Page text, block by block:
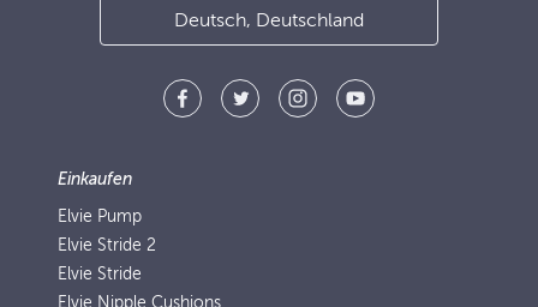
Deutsch, Deutschland
Einkaufen
Elvie Pump
Elvie Stride 2
Elvie Stride
Elvie Nipple Cushions